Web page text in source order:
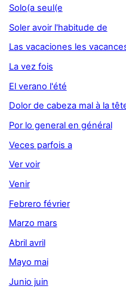
Solo(a seul(e
Soler avoir l'habitude de
Las vacaciones les
La vez fois
El verano l'été
Dolor de cabeza mal à la
Por lo general en général
Veces parfois a
Ver voir
Venir
Febrero février
Marzo mars
Abril avril
Mayo mai
Junio juin